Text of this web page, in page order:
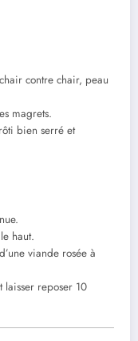
contre chair, peau
magrets.
bien serré et
haut.
viande rosée à
reposer 10